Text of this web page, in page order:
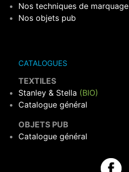
Nos techniques de marquage
Nos objets pub
CATALOGUES
TEXTILES
Stanley & Stella (BIO)
Catalogue général
OBJETS PUB
Catalogue général